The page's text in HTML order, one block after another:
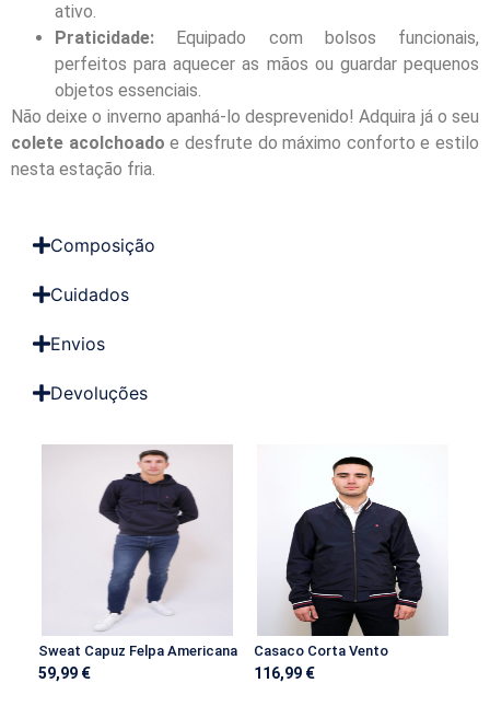
ativo.
Praticidade: Equipado com bolsos funcionais,
perfeitos para aquecer as mãos ou guardar pequenos
objetos essenciais.
Não deixe o inverno apanhá-lo desprevenido! Adquira já o seu
colete acolchoado e desfrute do máximo conforto e estilo
nesta estação fria.
Composição
Cuidados
Envios
Devoluções
Sweat Capuz Felpa Americana
59,99 €
Casaco Corta Vento
116,99 €